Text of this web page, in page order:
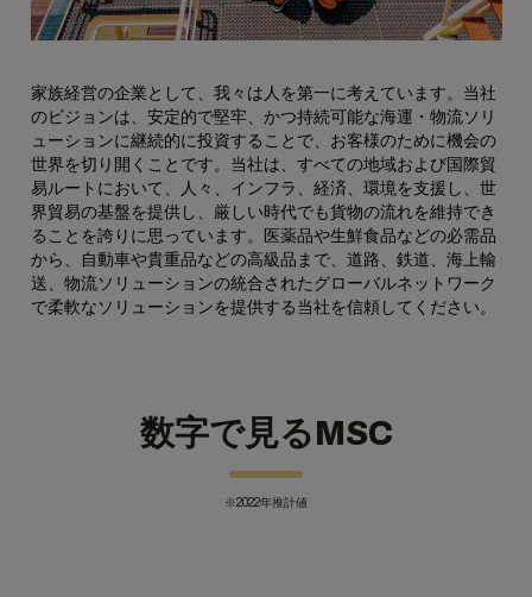
家族経営の企業として、我々は人を第一に考えています。当社
のビジョンは、安定的で堅牢、かつ持続可能な海運・物流ソリ
ューションに継続的に投資することで、お客様のために機会の
世界を切り開くことです。当社は、すべての地域および国際貿
易ルートにおいて、人々、インフラ、経済、環境を支援し、世
界貿易の基盤を提供し、厳しい時代でも貨物の流れを維持でき
ることを誇りに思っています。医薬品や生鮮食品などの必需品
から、自動車や貴重品などの高級品まで、道路、鉄道、海上輸
送、物流ソリューションの統合されたグローバルネットワーク
で柔軟なソリューションを提供する当社を信頼してください。
数字で見るMSC
※2022年推計値